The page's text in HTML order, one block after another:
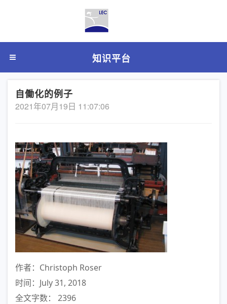
知识平台
自働化的例子
2021年07月19日 11:07:06
作者：Christoph Roser
时间：July 31, 2018
全文字数： 2396